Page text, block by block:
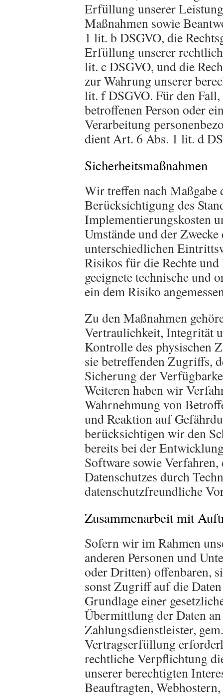
Erfüllung unserer
Maßnahmen sowie
1 lit. b DSGVO, die
Erfüllung unserer
lit. c DSGVO, und die
zur Wahrung unserer
lit. f DSGVO. Für den Fall,
betroffenen Person oder
Verarbeitung
dient Art. 6 Abs. 1 lit. d
Sicherheitsmaßnahmen
Wir treffen nach
Berücksichtigung des
Implementierungskosten
Umstände und der
unterschiedlichen
Risikos für die Rechte
geeignete technische und
ein dem Risiko
Zu den Maßnahmen
Vertraulichkeit, Integrität
Kontrolle des physischen
sie betreffenden Zugriffs,
Sicherung der
Weiteren haben wir
Wahrnehmung von
und Reaktion auf
berücksichtigen wir den
bereits bei der
Software sowie
Datenschutzes durch
datenschutzfreundliche
Zusammenarbeit mit
Sofern wir im Rahmen
anderen Personen und
oder Dritten) offenbaren,
sonst Zugriff auf die
Grundlage einer
Übermittlung der Daten
Zahlungsdienstleister,
Vertragserfüllung
rechtliche Verpflichtung
unserer berechtigten
Beauftragten,